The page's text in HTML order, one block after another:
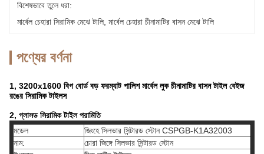
বিশেষভাবে তুলে ধরা:
মার্বেল চেহারা সিরামিক মেঝে টালি মার্বেল চেহারা চীনামাটির বাসন মেঝে টালি
পণ্যের বর্ণনা
1, 3200x1600 বিগ বোর্ড বড় ফরম্যাট পালিশ মার্বেল লুক চীনামাটির বাসন টাইল বেইজ
রঙের সিরামিক টাইলস
2, গ্লাসড সিরামিক টাইল পরামিতি
মডেল
জিংহে সিলভার সিন্টারড স্টোন CSPGB-K1A32003
নাম:
চোরা জিঙ্গে সিলভার সিন্টারড স্টোন